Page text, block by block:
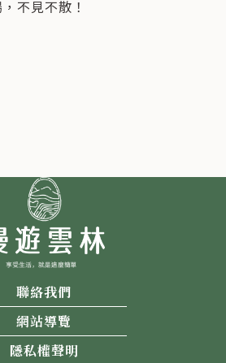
不見不散！
聯絡我們
網站導覽
隱私權聲明